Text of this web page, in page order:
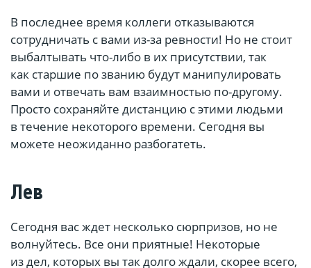
В последнее время коллеги отказываются
сотрудничать с вами из-за ревности! Но не стоит
выбалтывать что-либо в их присутствии, так
как старшие по званию будут манипулировать
вами и отвечать вам взаимностью по-другому.
Просто сохраняйте дистанцию с этими людьми
в течение некоторого времени. Сегодня вы
можете неожиданно разбогатеть.ﾠﾠ
Лев
Сегодня вас ждет несколько сюрпризов, но не
волнуйтесь. Все они приятные! Некоторые
из дел, которых вы так долго ждали, скорее всего,